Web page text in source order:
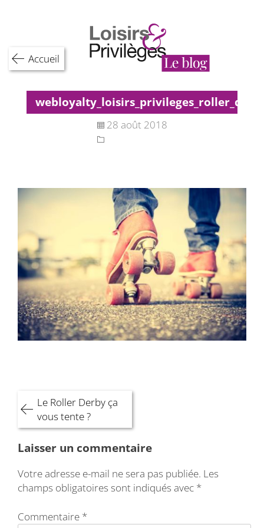
Accueil
28 août 2018
Navigation
de
l’article
Le Roller Derby ça
vous tente ?
Laisser un commentaire
Votre adresse e-mail ne sera pas publiée. Les
champs obligatoires sont indiqués avec *
Commentaire *